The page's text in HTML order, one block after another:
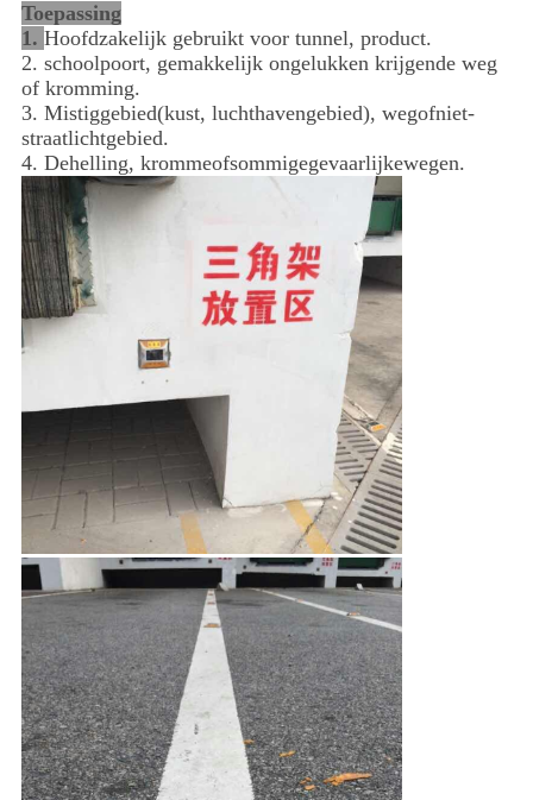
Toepassing
1. Hoofdzakelijk gebruikt voor tunnel, product.
2. schoolpoort, gemakkelijk ongelukken krijgende weg
of kromming.
3. Mistiggebied(kust, luchthavengebied), wegofniet-
straatlichtgebied.
4. Dehelling, krommeofsommigegevaarlijkewegen.